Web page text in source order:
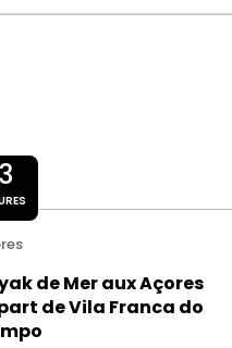
3
de Mer aux Açores
de Vila Franca do